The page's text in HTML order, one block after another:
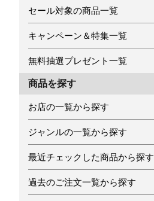
セール対象の商品一覧
キャンペーン＆特集一覧
無料抽選プレゼント一覧
商品を探す
お店の一覧から探す
ジャンルの一覧から探す
最近チェックした商品から探す
過去のご注文一覧から探す